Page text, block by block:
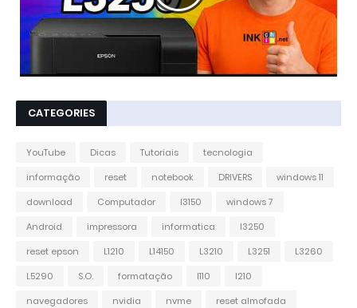
CATEGORIES
YouTube Dicas Tutoriais
tecnologia
informação
reset notebook DRIVERS
windows 11
download
Computador l3150
windows 7
Android
impressora informatica
l3250
reset epson
L1210 L14150 L3210 L3251
L3260
L5290
S.O. formatação l110
l210
navegadores
nvidia nvme
reset almofada